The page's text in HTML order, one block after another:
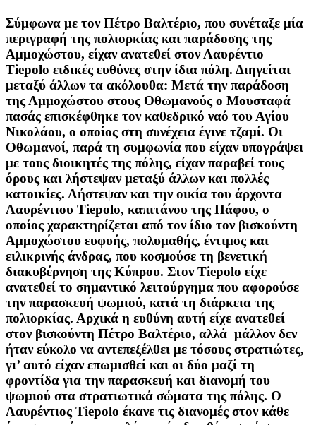
Σύμφωνα με τον Πέτρο Βαλτέριο, που συνέταξε μία
περιγραφή της πολιορκίας και παράδοσης της
Αμμοχώστου, είχαν ανατεθεί στον Λαυρέντιο
Tiepolo ειδικές ευθύνες στην ίδια πόλη. Διηγείται
μεταξύ άλλων τα ακόλουθα: Μετά την παράδοση
της Αμμοχώστου στους Οθωμανούς ο Μουσταφά
πασάς επισκέφθηκε τον καθεδρικό ναό του Αγίου
Νικολάου, ο οποίος στη συνέχεια έγινε τζαμί. Οι
Οθωμανοί, παρά τη συμφωνία που είχαν υπογράψει
με τους διοικητές της πόλης, είχαν παραβεί τους
όρους και λήστεψαν μεταξύ άλλων και πολλές
κατοικίες. Λήστεψαν και την οικία του άρχοντα
Λαυρέντιου Tiepolo, καπιτάνου της Πάφου, ο
οποίος χαρακτηρίζεται από τον ίδιο τον βισκούντη
Αμμοχώστου ευφυής, πολυμαθής, έντιμος και
ειλικρινής άνδρας, που κοσμούσε τη βενετική
διακυβέρνηση της Κύπρου. Στον Tiepolo είχε
ανατεθεί το σημαντικό λειτούργημα που αφορούσε
την παρασκευή ψωμιού, κατά τη διάρκεια της
πολιορκίας. Αρχικά η ευθύνη αυτή είχε ανατεθεί
στον βισκούντη Πέτρο Βαλτέριο, αλλά μάλλον δεν
ήταν εύκολο να αντεπεξέλθει με τόσους στρατιώτες,
γι’ αυτό είχαν επωμισθεί και οι δύο μαζί τη
φροντίδα για την παρασκευή και διανομή του
ψωμιού στα στρατιωτικά σώματα της πόλης. Ο
Λαυρέντιος Tiepolo έκανε τις διανομές στον κάθε